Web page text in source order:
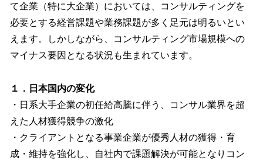
て企業（特に大企業）においては、コンサルティングを
必要とする経営課題や業務課題が多く足元は明るいとい
えます。しかしながら、コンサルティング市場規模への
マイナス要因となる状況も生まれています。
１．日本国内の変化
・日系大手企業の初任給高騰に伴う、コンサル業界を超
えた人材獲得競争の激化
・クライアントとなる事業企業が優秀人材の獲得・育
成・維持を強化し、自社内で課題解決が可能となりコン